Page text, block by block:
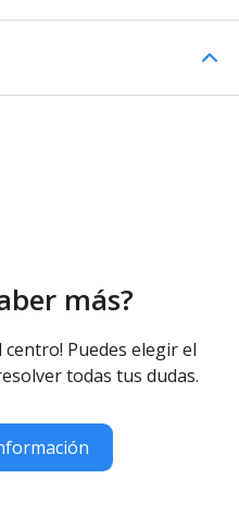
más?
centro! Puedes elegir el
todas tus dudas.